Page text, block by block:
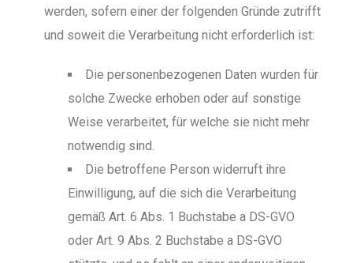
werden, sofern einer der folgenden Gründe zutrifft
und soweit die Verarbeitung nicht erforderlich ist:
Die personenbezogenen Daten wurden für
solche Zwecke erhoben oder auf sonstige
Weise verarbeitet, für welche sie nicht mehr
notwendig sind.
Die betroffene Person widerruft ihre
Einwilligung, auf die sich die Verarbeitung
gemäß Art. 6 Abs. 1 Buchstabe a DS-GVO
oder Art. 9 Abs. 2 Buchstabe a DS-GVO